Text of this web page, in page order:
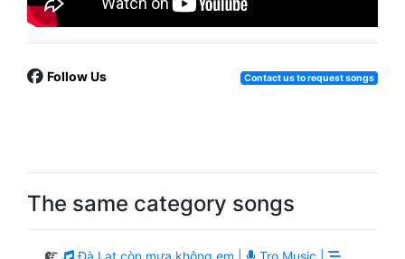
Follow Us Contact us to request songs
The same category songs
Đà Lạt còn mưa không em |
Tro Music |